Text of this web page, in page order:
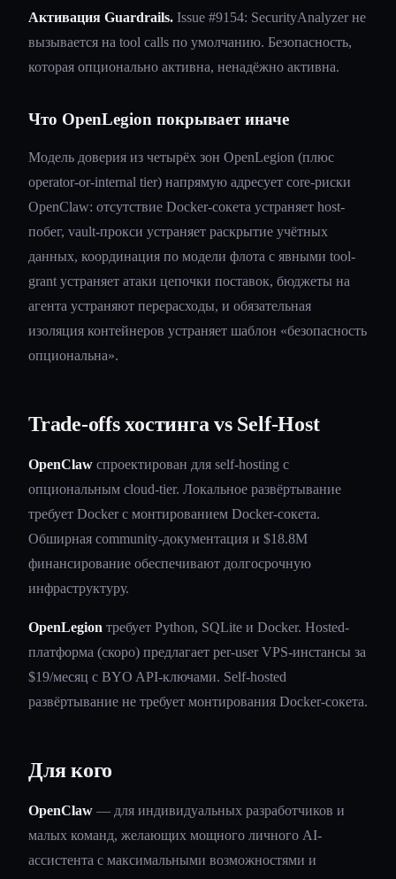
Активация Guardrails. Issue #9154: SecurityAnalyzer не
вызывается на tool calls по умолчанию. Безопасность,
которая опционально активна, ненадёжно активна.
Что OpenLegion покрывает иначе
Модель доверия из четырёх зон OpenLegion (плюс
operator-or-internal tier) напрямую адресует core-риски
OpenClaw: отсутствие Docker-сокета устраняет host-
побег, vault-прокси устраняет раскрытие учётных
данных, координация по модели флота с явными tool-
grant устраняет атаки цепочки поставок, бюджеты на
агента устраняют перерасходы, и обязательная
изоляция контейнеров устраняет шаблон «безопасность
опциональна».
Trade-offs хостинга vs Self-Host
OpenClaw спроектирован для self-hosting с
опциональным cloud-tier. Локальное развёртывание
требует Docker с монтированием Docker-сокета.
Обширная community-документация и $18.8M
финансирование обеспечивают долгосрочную
инфраструктуру.
OpenLegion требует Python, SQLite и Docker. Hosted-
платформа (скоро) предлагает per-user VPS-инстансы за
$19/месяц с BYO API-ключами. Self-hosted
развёртывание не требует монтирования Docker-сокета.
Для кого
OpenClaw — для индивидуальных разработчиков и
малых команд, желающих мощного личного AI-
ассистента с максимальными возможностями и